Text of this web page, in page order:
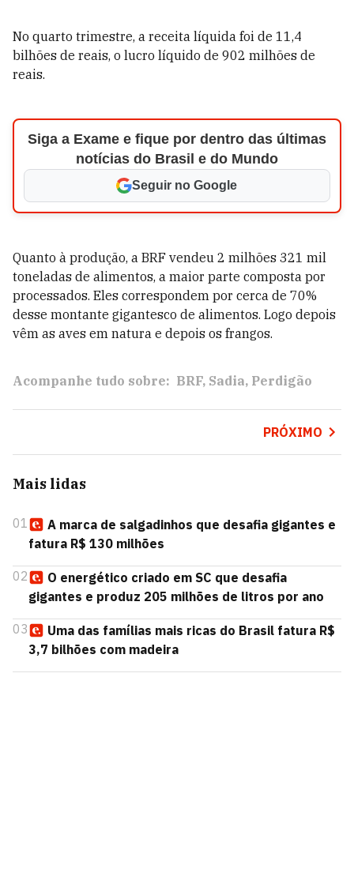
No quarto trimestre, a receita líquida foi de 11,4
bilhões de reais, o lucro líquido de 902 milhões de
reais.
Siga a Exame e fique por dentro das últimas
notícias do Brasil e do Mundo
Seguir no Google
Quanto à produção, a BRF vendeu 2 milhões 321 mil
toneladas de alimentos, a maior parte composta por
processados. Eles correspondem por cerca de 70%
desse montante gigantesco de alimentos. Logo depois
vêm as aves em natura e depois os frangos.
Acompanhe tudo sobre: BRF Sadia Perdigão
PRÓXIMO
Mais lidas
01
A marca de salgadinhos que desafia gigantes e
fatura R$ 130 milhões
02
O energético criado em SC que desafia
gigantes e produz 205 milhões de litros por ano
03
Uma das famílias mais ricas do Brasil fatura R$
3,7 bilhões com madeira